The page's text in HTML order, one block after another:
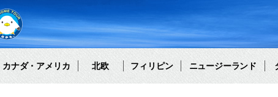
カナダ・アメリカ 北欧 フィリピン ニュージーランド